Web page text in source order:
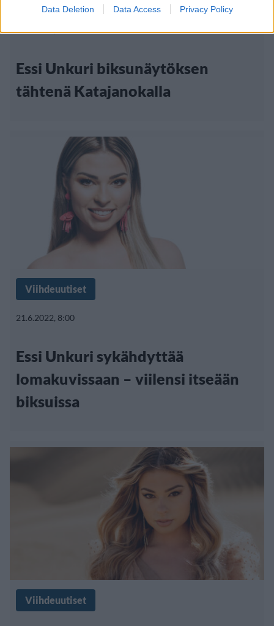
Data Deletion Data Access Privacy Policy
23.6.2022, 14:00
Essi Unkuri biksunäytöksen
tähtenä Katajanokalla
Viihdeuutiset
21.6.2022, 8:00
Essi Unkuri sykähdyttää
lomakuvissaan – viilensi itseään
biksuissa
Viihdeuutiset